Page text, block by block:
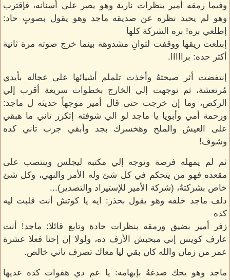
وفيما رمقه أمير بنظرات نارية وهو يصر على أسنانه، فإقترب
وهو لم يحيد نظره عن صديقه ماجد وهو يقول بصوتٍ حاد:
إطلعي بره! بره الشركة كلها
إبتلعت ريقها ووقفت لثوانِ مشدوهة بينما خرج صوته مرة ثانية
أكثر حده: برااااا.
إنتفضت أثر صيحتهُ وأخذت تلملم أشيائها على عجالة بأيدي
مُرتعشة، ثم توجهت إلي الخارج بخطوات سريعة أقرب إلي
الركض، وما إن خرجت حتى قال أمير موجهاً حديثه ل ماجد:
ورحمة أمي وأبويا يا ماجد لو الي شوفته إتكرر تاني ما هبقي
على العيش والملح وهخسرك بجد وأبقي جرب تاني كده
وشوف!
ثم لم يمهله فرصة وتوجه إلي مكتبه ليجلس وينتصب على
مقعده فهو من يتحكم في كل شئ وله الأمر والنهي، وكل شئ
خاص بشركتهُ، (شركة الأمير للإستيراد والتصدير)...
دلف ماجد خلفه وهو يقول بحذر: ايه يا كوتش أنت قلبت ليه
كده
زفر أمير بضيق ورمقه بنظرات حادة وتابع قائلا: ماجد! أنت
عارف كويس إني مبحبش الأرف ده، ولولا إن إحنا فعلا عشرة
عمر من زمان والله كان بقي ليا معاك تصرف تاني خالص.
ماجد وهو يحك صدغهُ بإبهامه: يا عم دي هفوات كده عديها